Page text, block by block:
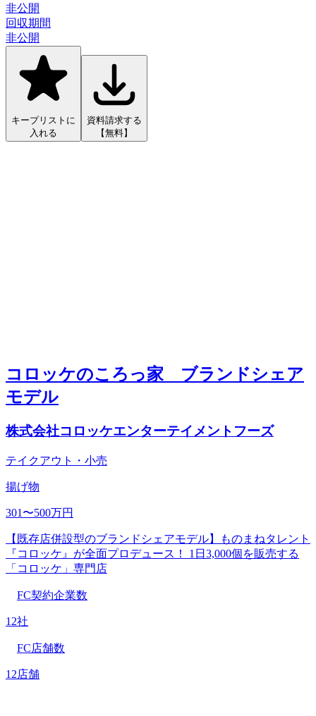
非公開
回収期間
非公開
キープリストに
入れる
資料請求する
【無料】
コロッケのころっ家 ブランドシェア
モデル
株式会社コロッケエンターテイメントフーズ
テイクアウト・小売
揚げ物
301〜500万円
【既存店併設型のブランドシェアモデル】ものまねタレント
『コロッケ』が全面プロデュース！ 1日3,000個を販売する
「コロッケ」専門店
FC契約企業数
12社
FC店舗数
12店舗